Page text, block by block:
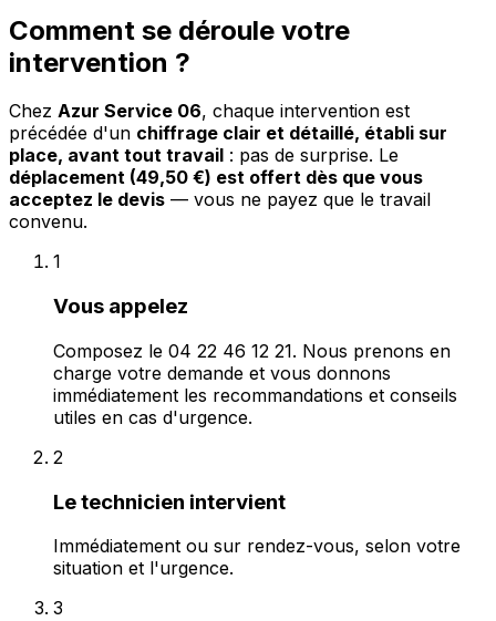
Comment se déroule votre
intervention ?
Chez Azur Service 06, chaque intervention est
précédée d'un chiffrage clair et détaillé, établi sur
place, avant tout travail : pas de surprise. Le
déplacement (49,50 €) est offert dès que vous
acceptez le devis — vous ne payez que le travail
convenu.
1
Vous appelez
Composez le 04 22 46 12 21. Nous prenons en
charge votre demande et vous donnons
immédiatement les recommandations et conseils
utiles en cas d'urgence.
2
Le technicien intervient
Immédiatement ou sur rendez-vous, selon votre
situation et l'urgence.
3